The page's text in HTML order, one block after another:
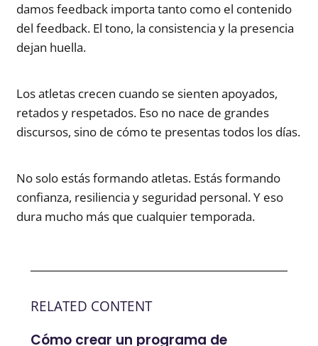
damos feedback importa tanto como el contenido
del feedback. El tono, la consistencia y la presencia
dejan huella.
Los atletas crecen cuando se sienten apoyados,
retados y respetados. Eso no nace de grandes
discursos, sino de cómo te presentas todos los días.
No solo estás formando atletas. Estás formando
confianza, resiliencia y seguridad personal. Y eso
dura mucho más que cualquier temporada.
RELATED CONTENT
Cómo crear un programa de